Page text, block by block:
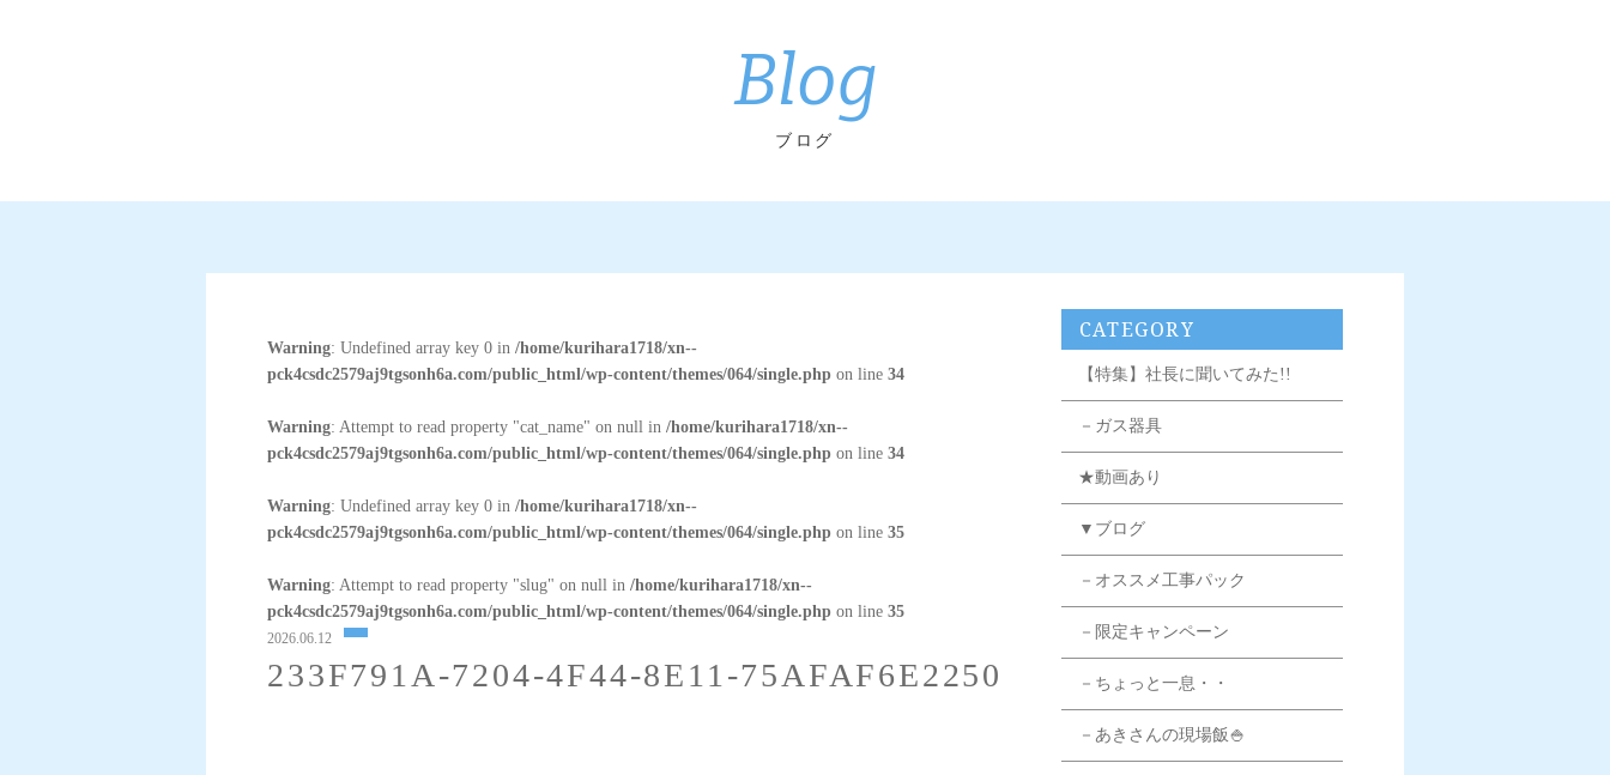
Blog
ブログ
Warning: Undefined array key 0 in/home/kurihara1718/xn--
pck4csdc2579aj9tgsonh6a.com/public_html/wp-content/themes/064/single.php on line34
Warning: Attempt to read property "cat_name" on null in/home/kurihara1718/xn--
pck4csdc2579aj9tgsonh6a.com/public_html/wp-content/themes/064/single.php on line34
Warning: Undefined array key 0 in/home/kurihara1718/xn--
pck4csdc2579aj9tgsonh6a.com/public_html/wp-content/themes/064/single.php on line35
Warning: Attempt to read property "slug" on null in/home/kurihara1718/xn--
pck4csdc2579aj9tgsonh6a.com/public_html/wp-content/themes/064/single.php on line35
2026.06.12
233F791A-7204-4F44-8E11-75AFAF6E2250
CATEGORY
【特集】社長に聞いてみた!!
－ガス器具
★動画あり
▼ブログ
－オススメ工事パック
－限定キャンペーン
－ちょっと一息・・
－あきさんの現場飯🍚